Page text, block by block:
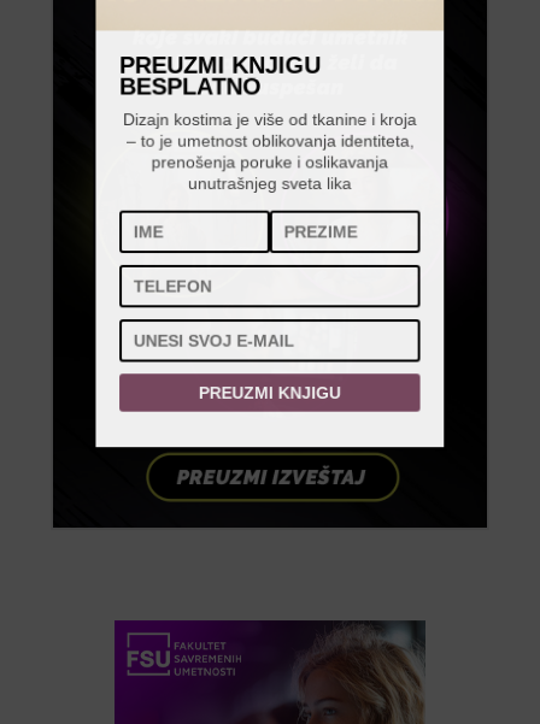
PREUZMI KNJIGU
BESPLATNO
Dizajn kostima je više od tkanine i kroja
– to je umetnost oblikovanja identiteta,
prenošenja poruke i oslikavanja
unutrašnjeg sveta lika
PREUZMI KNJIGU